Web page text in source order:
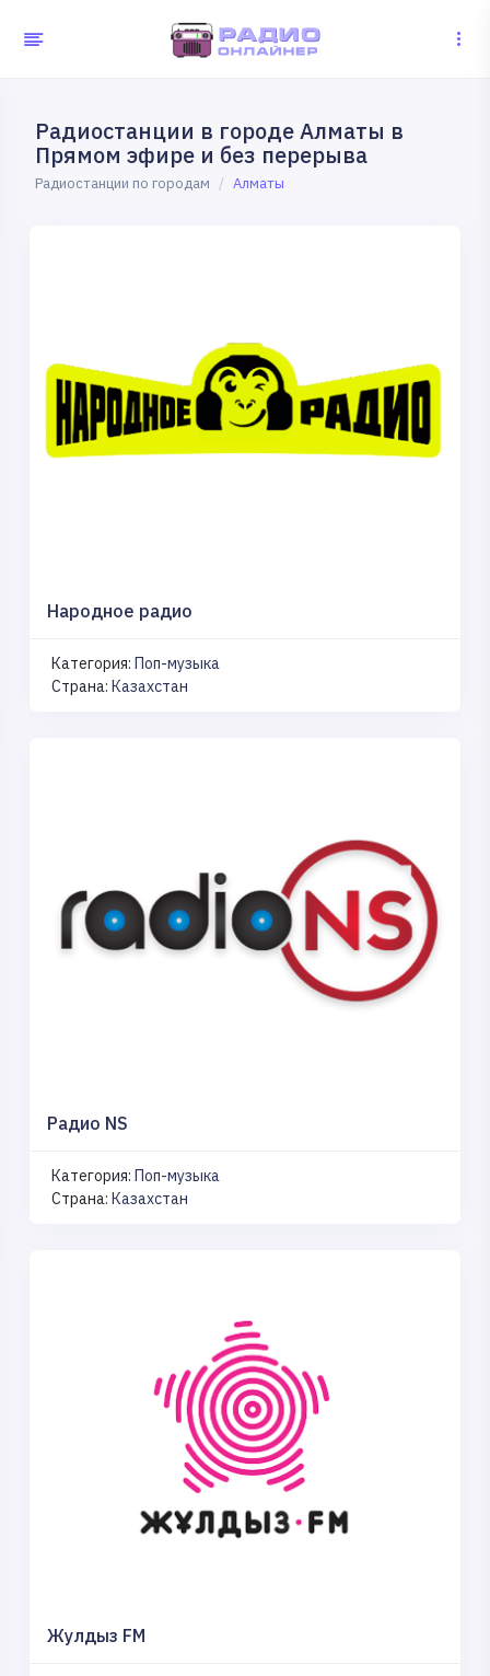
Радиостанции в городе Алматы в
Прямом эфире и без перерыва
Радиостанции по городам Алматы
Народное радио
Категория: Поп-музыка
Страна: Казахстан
Радио NS
Категория: Поп-музыка
Страна: Казахстан
Жулдыз FM